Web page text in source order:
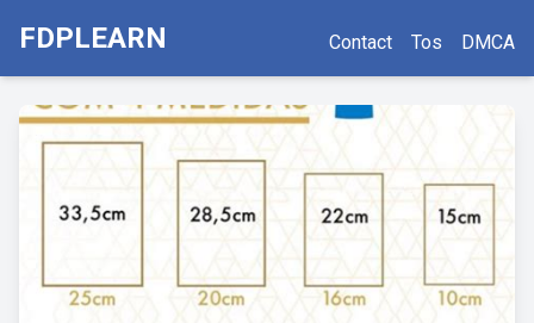
FDPLEARN Contact Tos DMCA